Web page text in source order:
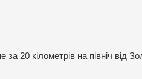
20 кілометрів на північ від